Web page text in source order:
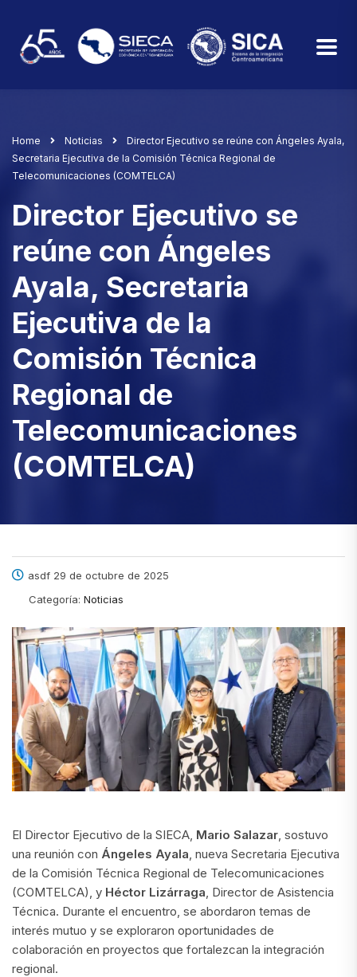
Home Noticias
Director Ejecutivo se reúne con Ángeles Ayala,
Secretaria Ejecutiva de la Comisión Técnica Regional de
Telecomunicaciones (COMTELCA)
Director Ejecutivo se
reúne con Ángeles
Ayala, Secretaria
Ejecutiva de la
Comisión Técnica
Regional de
Telecomunicaciones
(COMTELCA)
asdf 29 de octubre de 2025
Categoría: Noticias
El Director Ejecutivo de la SIECA, Mario Salazar , sostuvo
una reunión con Ángeles Ayala , nueva Secretaria Ejecutiva
de la Comisión Técnica Regional de Telecomunicaciones
(COMTELCA), y Héctor Lizárraga , Director de Asistencia
Técnica. Durante el encuentro, se abordaron temas de
interés mutuo y se exploraron oportunidades de
colaboración en proyectos que fortalezcan la integración
regional.